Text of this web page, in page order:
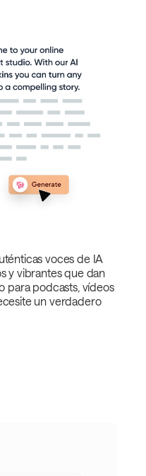
voces de IA
y vibrantes que dan
para podcasts, vídeos
un verdadero